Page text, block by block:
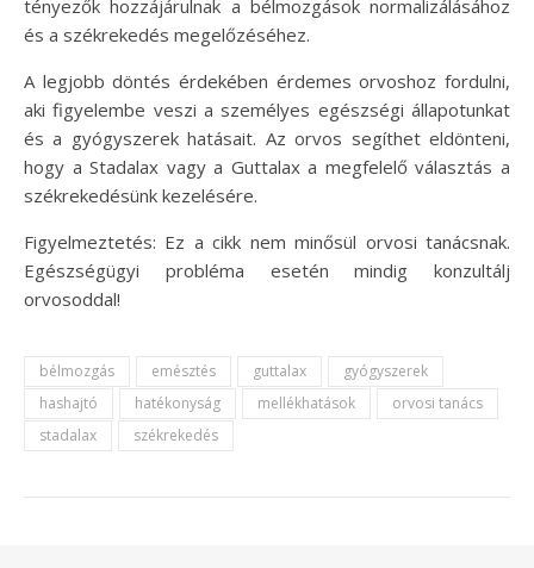
tényezők hozzájárulnak a bélmozgások normalizálásához
és a székrekedés megelőzéséhez.
A legjobb döntés érdekében érdemes orvoshoz fordulni,
aki figyelembe veszi a személyes egészségi állapotunkat
és a gyógyszerek hatásait. Az orvos segíthet eldönteni,
hogy a Stadalax vagy a Guttalax a megfelelő választás a
székrekedésünk kezelésére.
Figyelmeztetés: Ez a cikk nem minősül orvosi tanácsnak.
Egészségügyi probléma esetén mindig konzultálj
orvosoddal!
bélmozgás emésztés guttalax
gyógyszerek
hashajtó
hatékonyság mellékhatások
orvosi tanács
stadalax
székrekedés